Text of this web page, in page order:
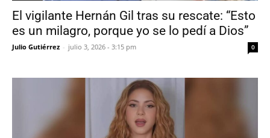
El vigilante Hernán Gil tras su rescate: “Esto
es un milagro, porque yo se lo pedí a Dios”
Julio Gutiérrez - julio 3, 2026 - 3:15 pm 0